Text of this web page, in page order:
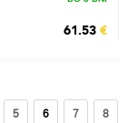
61.53 €
5 6 7
8